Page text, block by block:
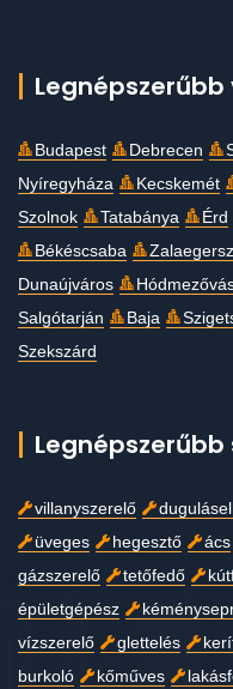
Budapest Debrecen
Nyíregyháza
Kecskemét
Szolnok
Tatabánya Érd
Békéscsaba
Dunaújváros
Salgótarján
Baja
Szekszárd
villanyszerelő
üveges
hegesztő ács
gázszerelő
tetőfedő
épületgépész
vízszerelő
glettelés
burkoló
kőműves